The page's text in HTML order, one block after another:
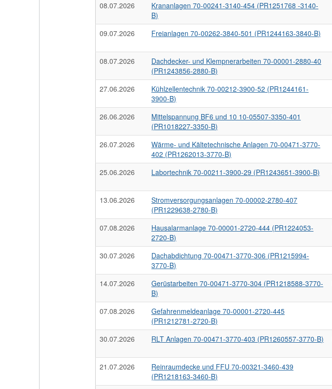
08.07.2026
Krananlagen 70-00241-3140-454 (PR1251768 -3140-
B)
09.07.2026
Freianlagen 70-00262-3840-501 (PR1244163-3840-B)
08.07.2026
Dachdecker- und Klempnerarbeiten 70-00001-2880-40
(PR1243856-2880-B)
27.06.2026
Kühlzellentechnik 70-00212-3900-52 (PR1244161-
3900-B)
26.06.2026
Mittelspannung BF6 und 10 10-05507-3350-401
(PR1018227-3350-B)
26.07.2026
Wärme- und Kältetechnische Anlagen 70-00471-3770-
402 (PR1262013-3770-B)
25.06.2026
Labortechnik 70-00211-3900-29 (PR1243651-3900-B)
13.06.2026
Stromversorgungsanlagen 70-00002-2780-407
(PR1229638-2780-B)
07.08.2026
Hausalarmanlage 70-00001-2720-444 (PR1224053-
2720-B)
30.07.2026
Dachabdichtung 70-00471-3770-306 (PR1215994-
3770-B)
14.07.2026
Gerüstarbeiten 70-00471-3770-304 (PR1218588-3770-
B)
07.08.2026
Gefahrenmeldeanlage 70-00001-2720-445
(PR1212781-2720-B)
30.07.2026 RLT Anlagen 70-00471-3770-403 (PR1260557-3770-B)
21.07.2026
Reinraumdecke und FFU 70-00321-3460-439
(PR1218163-3460-B)